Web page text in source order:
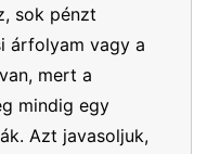
sok pénzt
árfolyam vagy a
mert a
mindig egy
Azt javasoljuk,